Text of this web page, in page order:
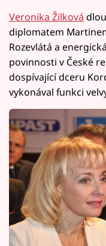
Veronika Žilková
diplomatem
Rozevlátá a
povinnosti v České
dospívající dceru
vykonával funkci